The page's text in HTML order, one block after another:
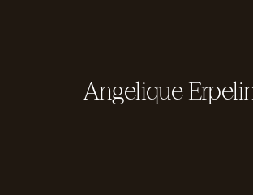
Angelique